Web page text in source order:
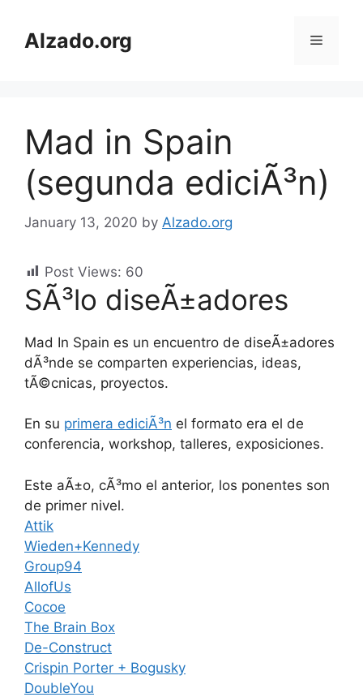
contentAlzado.org Menu
Mad in Spain
(segunda ediciÃ³n)
January 13, 2020 by Alzado.org
Post Views: 60
SÃ³lo diseÃ±adores
Mad In Spain es un encuentro de diseÃ±adores
dÃ³nde se comparten experiencias, ideas,
tÃ©cnicas, proyectos.
En su primera ediciÃ³n el formato era el de
conferencia, workshop, talleres, exposiciones.
Este aÃ±o, cÃ³mo el anterior, los ponentes son
de primer nivel.
Attik
Wieden+Kennedy
Group94
AllofUs
Cocoe
The Brain Box
De-Construct
Crispin Porter + Bogusky
DoubleYou